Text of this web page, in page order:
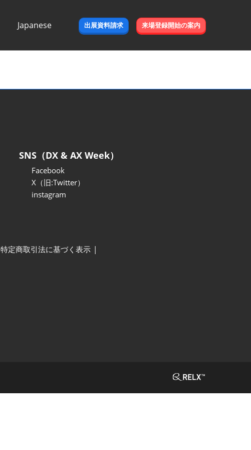
Japanese
出展資料請求 来場登録開始の案内
SNS（DX & AX Week）
Facebook
X（旧:Twitter）
instagram
特定商取引法に基づく表示